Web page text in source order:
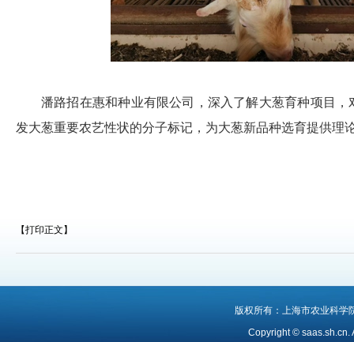
潘路招在惠和种业有限公司，深入了解大葱育种项目
发大葱重要农艺性状的分子标记，为大葱新品种选育提供理
【打印正文】
版权所有：上海市农业科学
Copyright © saas.sh.cn.